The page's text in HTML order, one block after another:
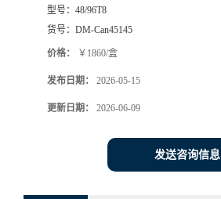
型号： 48/96T8
货号： DM-Can45145
价格： ￥1860/盒
发布日期： 2026-05-15
更新日期： 2026-06-09
发送咨询信息